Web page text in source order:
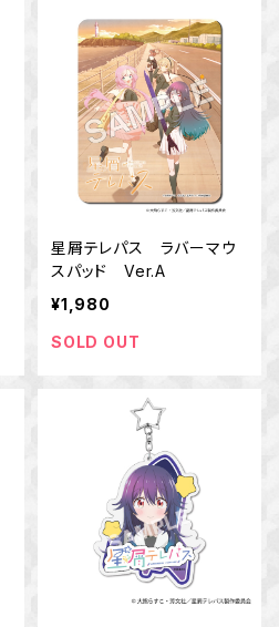
星屑テレパス ラバーマウ
スパッド Ver.A
¥1,980
SOLD OUT